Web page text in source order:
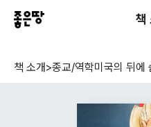
책
책 소개>종교/역학미국의 뒤에